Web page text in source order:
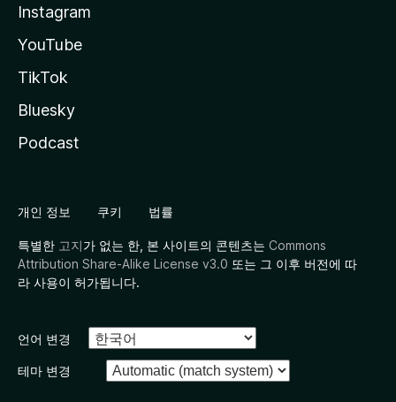
Instagram
YouTube
TikTok
Bluesky
Podcast
개인 정보 쿠키 법률
특별한 고지가 없는 한, 본 사이트의 콘텐츠는 Commons
Attribution Share-Alike License v3.0 또는 그 이후 버전에 따
라 사용이 허가됩니다.
언어 변경
테마 변경